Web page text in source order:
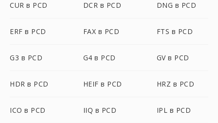
CUR в PCD DCR в PCD DNG в PCD
ERF в PCD FAX в PCD FTS в PCD
G3 в PCD G4 в PCD GV в PCD
HDR в PCD HEIF в PCD HRZ в PCD
ICO в PCD IIQ в PCD IPL в PCD